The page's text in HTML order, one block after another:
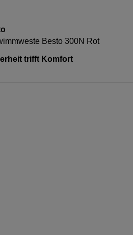
Besto 300N Rot
trifft Komfort